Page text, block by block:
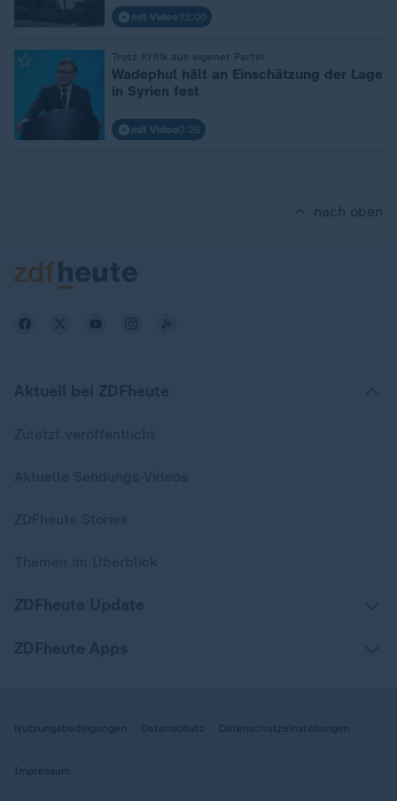
mit Video32:00
Trotz Kritik aus eigener Partei
Wadephul hält an Einschätzung der Lage
in Syrien fest
mit Video0:26
nach oben
Nutzungsbedingungen Datenschutz Datenschutzeinstellungen
Impressum